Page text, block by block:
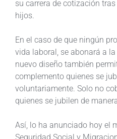
su carrera de cotización
hijos.
En el caso de que ningún
vida laboral, se abonará a
nuevo diseño también
complemento quienes se
voluntariamente. Solo no
quienes se jubilen de
Así, lo ha anunciado hoy el